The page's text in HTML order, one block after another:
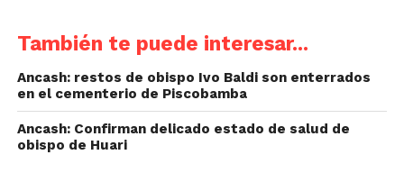
También te puede interesar...
Ancash: restos de obispo Ivo Baldi son enterrados
en el cementerio de Piscobamba
Ancash: Confirman delicado estado de salud de
obispo de Huari